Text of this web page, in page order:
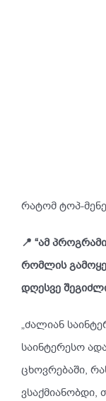
რატომ ტოპ-
📍 “ამ
რომლის
დღესვე
„ძალიან
საინტერესო
ცხოვრებაში,
ვსაქმიანობდი,